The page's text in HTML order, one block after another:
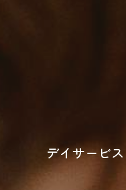
デイサービ